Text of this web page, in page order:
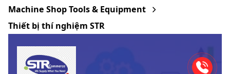
Machine Shop Tools & Equipment
Thiết bị thí nghiệm STR